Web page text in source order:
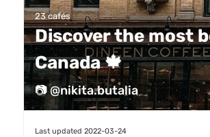
23 cafés
Discover the most
Canada 🍁
📷 @nikita.butalia⁠
Last updated 2022-03-24